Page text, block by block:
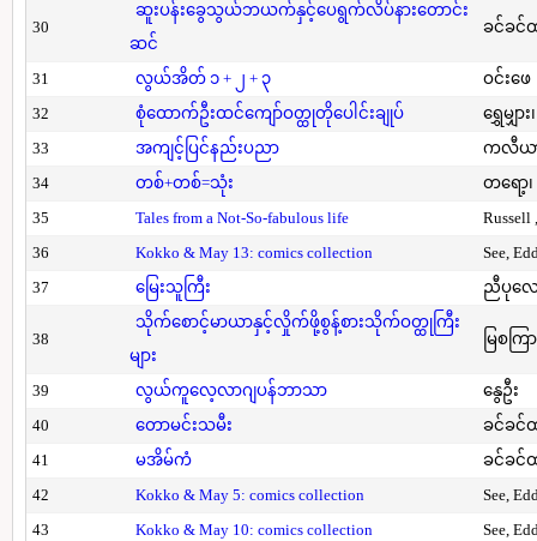
30
ဆူးပန်းခွေသွယ်ဘယက်နှင့်ပေရွက်လိပ်နားတောင်း
ဆင်
ခင်ခင်
31 လွယ်အိတ် ၁ + ၂ + ၃
ဝင်းဖေ
32
စုံထောက်ဦးထင်ကျော်ဝတ္ထုတိုပေါင်းချုပ်
ရွှေမျှား
33
အကျင့်ပြင်နည်းပညာ
ကလီယာ
34
တစ်+တစ်=သုံး
တရော့၊
35
Tales from a Not-So-fabulous life
Russell
36
Kokko & May 13: comics collection
See,
37
မြေးသူကြီး ညီပုလေ
38
သိုက်စောင့်မာယာနှင့်လှိုက်ဖို့စွန့်စားသိုက်ဝတ္ထုကြီး
များ
မြစကြာ
39 လွယ်ကူလေ့လာဂျပန်ဘာသာ
နွေဦး
40
တောမင်းသမီး
ခင်ခင်
41
မအိမ်ကံ
ခင်ခင်
42
Kokko & May 5: comics collection
See,
43
Kokko & May 10: comics collection
See,